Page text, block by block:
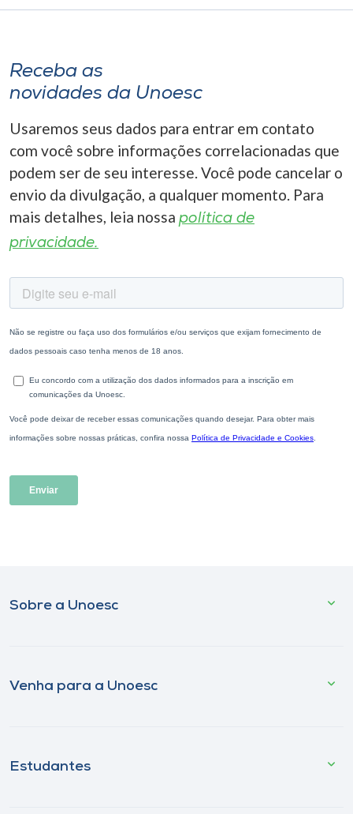
Receba as
novidades da Unoesc
Usaremos seus dados para entrar em contato
com você sobre informações correlacionadas que
podem ser de seu interesse. Você pode cancelar o
envio da divulgação, a qualquer momento. Para
mais detalhes, leia nossa política de
privacidade.
Sobre a Unoesc
Venha para a Unoesc
Estudantes